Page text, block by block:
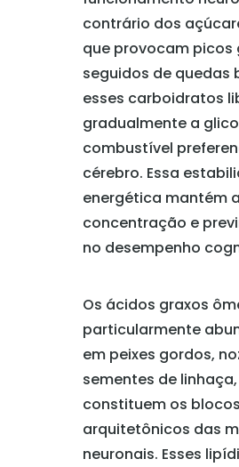
contrário dos
que provocam picos
seguidos de quedas
esses carboidratos
gradualmente a
combustível
cérebro. Essa
energética mantém a
concentração e
no desempenho
Os ácidos graxos
particularmente
em peixes gordos,
sementes de linhaça,
constituem os blocos
arquitetônicos das
neuronais. Esses